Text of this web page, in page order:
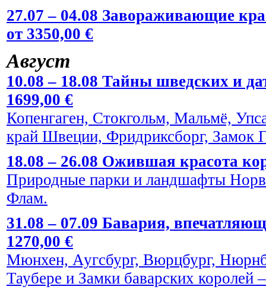
27.07 – 04.08 Завораживающие
от 3350,00 €
Август
10.08 – 18.08 Тайны шведских и
1699,00 €
Копенгаген, Стокгольм, Мальмё,
край Швеции, Фридриксборг, Замок
18.08 – 26.08 Ожившая красота
Природные парки и ландшафты
Флам.
31.08 – 07.09 Бавария,
1270,00 €
Мюнхен, Аугсбург, Вюрцбург,
Таубере и Замки баварских